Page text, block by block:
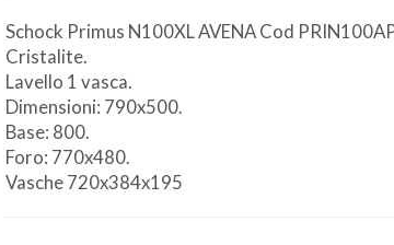
Non si effettuano spedizioni e ritiri
venerdì 7 a lunedì 24 agosto compresi.
Schock Primus N100XL AVENA Cod
Cristalite.
Lavello 1 vasca.
Dimensioni: 790x500.
Base: 800.
Foro: 770x480.
Vasche 720x384x195